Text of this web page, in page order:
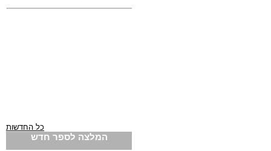
כל החדשות
המלצה לספר חדש